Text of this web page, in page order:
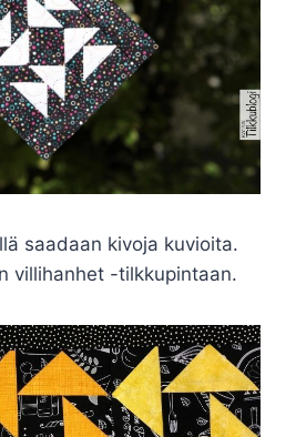
saadaan kivoja kuvioita.
villihanhet -tilkkupintaan.